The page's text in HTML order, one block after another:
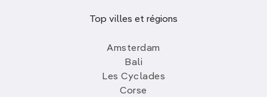
Top villes et régions
Amsterdam
Bali
Les Cyclades
Corse